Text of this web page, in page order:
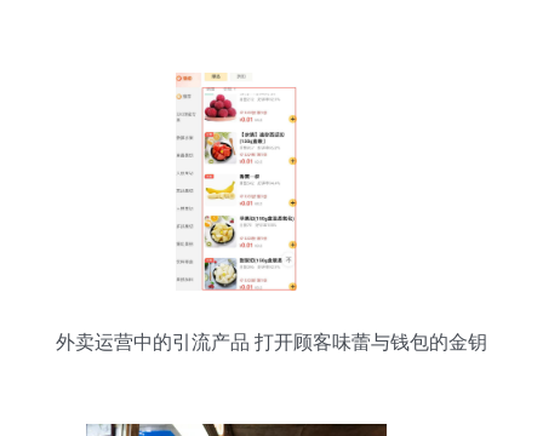
外卖运营中的引流产品 打开顾客味蕾与钱包的金钥